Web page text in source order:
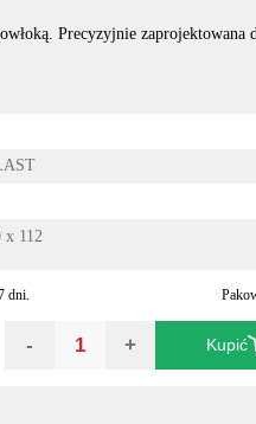
Precyzyjnie zaprojektowana
x 112
dni.
- + Kupić